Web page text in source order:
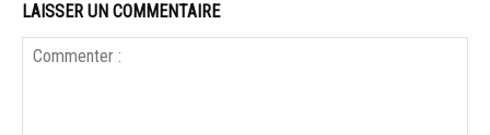
LAISSER UN COMMENTAIRE